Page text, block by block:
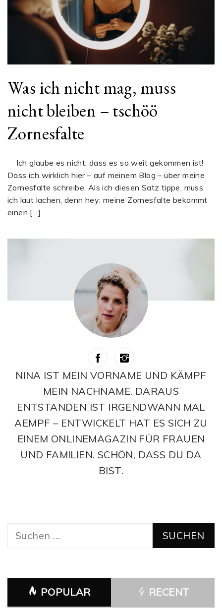
Was ich nicht mag, muss
nicht bleiben – tschöö
Zornesfalte
Ich glaube es nicht, dass es so weit gekommen ist!
Dass ich wirklich hier – auf meinem Blog – über meine
Zornesfalte schreibe. Als ich diesen Satz tippe, muss
ich laut lachen, denn hey: meine Zornesfalte bekommt
einen […]
NINA IST MEIN VORNAME UND KÄMPF
MEIN NACHNAME. DARAUS
ENTSTANDEN IST IRGENDWANN MAL
AEMPF – ENTWICKELT HAT ES SICH ZU
EINEM ONLINEMAGAZIN FÜR FRAUEN
UND FAMILIEN. SCHÖN, DASS DU DA
BIST.
Suchen
POPULAR RECENT